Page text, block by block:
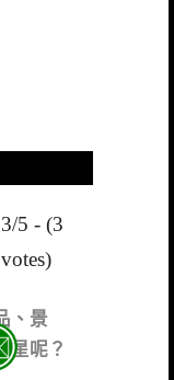
3/5 - (3
votes)
、景
星呢？